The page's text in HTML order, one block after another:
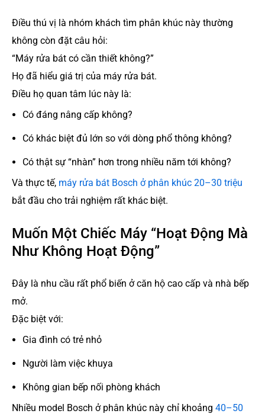
Điều thú vị là nhóm khách tìm phân khúc này thường
không còn đặt câu hỏi:
“Máy rửa bát có cần thiết không?”
Họ đã hiểu giá trị của máy rửa bát.
Điều họ quan tâm lúc này là:
Có đáng nâng cấp không?
Có khác biệt đủ lớn so với dòng phổ thông không?
Có thật sự “nhàn” hơn trong nhiều năm tới không?
Và thực tế, máy rửa bát Bosch ở phân khúc 20–30 triệu
bắt đầu cho trải nghiệm rất khác biệt.
Muốn Một Chiếc Máy “Hoạt Động Mà
Như Không Hoạt Động”
Đây là nhu cầu rất phổ biến ở căn hộ cao cấp và nhà bếp
mở.
Đặc biệt với:
Gia đình có trẻ nhỏ
Người làm việc khuya
Không gian bếp nối phòng khách
Nhiều model Bosch ở phân khúc này chỉ khoảng 40–50